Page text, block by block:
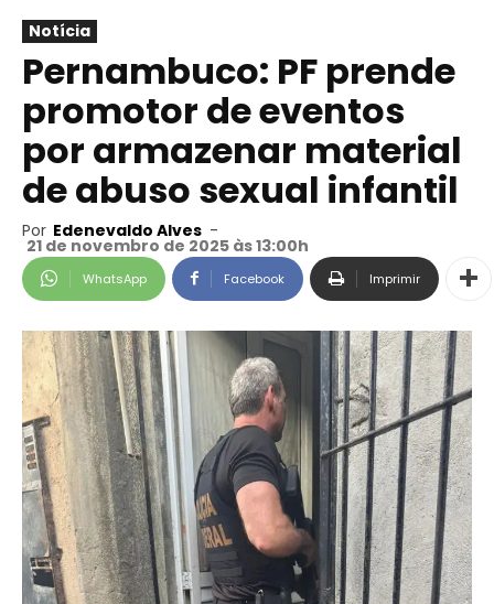
Notícia
Pernambuco: PF prende
promotor de eventos
por armazenar material
de abuso sexual infantil
Por Edenevaldo Alves -
21 de novembro de 2025 às 13:00h
WhatsApp Facebook Imprimir